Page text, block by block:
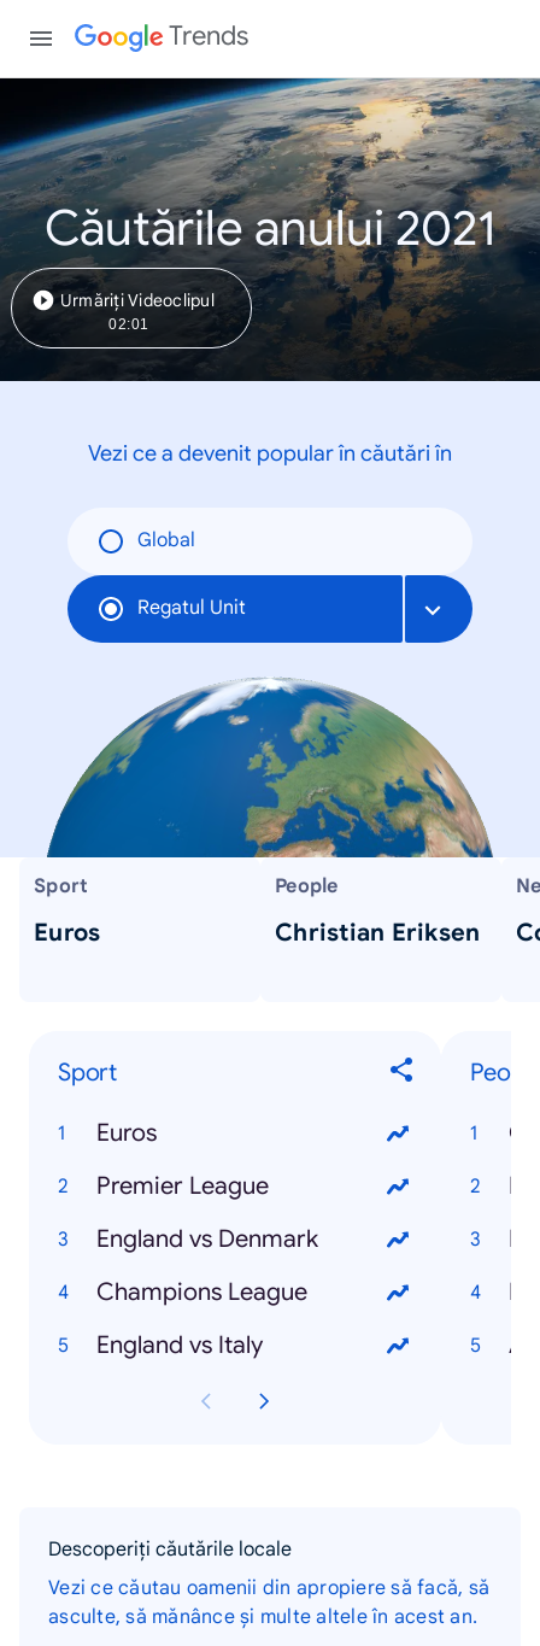
Trends
Căutările anului 2021
Urmăriți Videoclipul
02:01
Vezi ce a devenit popular în căutări în
Global
Regatul Unit
Sport
Euros
People
Christian Eriksen
Sport
Euros
Premier League
England vs Denmark
Champions League
England vs Italy
Descoperiți căutările locale
Vezi ce căutau oamenii din apropiere să facă, să
asculte, să mănânce și multe altele în acest an.